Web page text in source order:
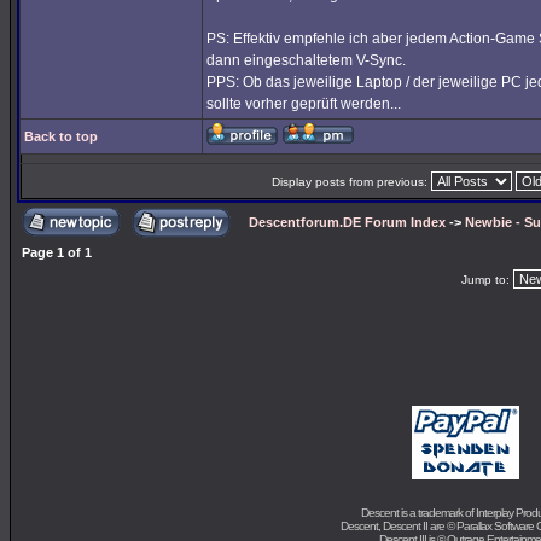
PS: Effektiv empfehle ich aber jedem Action-
dann eingeschaltetem V-Sync.
PPS: Ob das jeweilige Laptop / der jeweilige PC
sollte vorher geprüft werden...
Back to top
Display posts from previous:
Descentforum.DE Forum Index -> Newbie -
Page 1 of 1
Jump to:
Descent is a trademark ofInterplay
Descent, Descent II are ©Parallax Software